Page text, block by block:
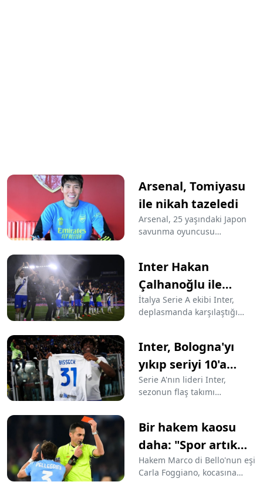
Arsenal, Tomiyasu
ile nikah tazeledi
Arsenal, 25 yaşındaki Japon
savunma oyuncusu
Inter Hakan
Çalhanoğlu ile
şampiyonluğa
koşuyor! Fark 18'e
İtalya Serie A ekibi Inter,
deplasmanda karşılaştığı
yolunda en yakın takipçisi
Juventus ile arasında puan
farkını maç fazlasıyla 18’e
yükseltti.
Inter, Bologna'yı
yıkıp seriyi 10'a
çıkardı
Serie A'nın lideri Inter,
sezonun flaş takımı
10. galibiyetini aldı.
Bir hakem kaosu
daha: "Spor artık
spor değil"
Hakem Marco di Bello'nun eşi
Carla Foggiano, kocasına